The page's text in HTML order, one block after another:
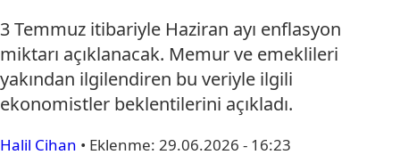
3 Temmuz itibariyle Haziran ayı enflasyon
miktarı açıklanacak. Memur ve emeklileri
yakından ilgilendiren bu veriyle ilgili
ekonomistler beklentilerini açıkladı.
Halil Cihan • Eklenme: 29.06.2026 - 16:23